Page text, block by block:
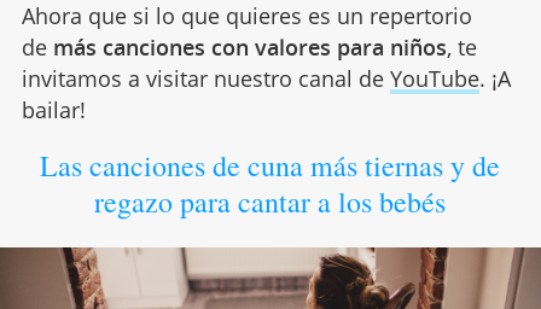
Ahora que si lo que quieres es un repertorio
de más canciones con valores para niños, te
invitamos a visitar nuestro canal de YouTube. ¡A
bailar!
Las canciones de cuna más tiernas y de
regazo para cantar a los bebés